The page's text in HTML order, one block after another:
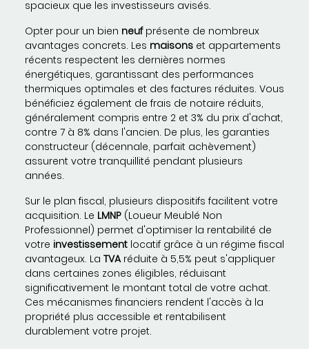
spacieux que les investisseurs avisés.
Opter pour un bien neufprésente de nombreux
avantages concrets. Les maisons et appartements
récents respectent les dernières normes
énergétiques, garantissant des performances
thermiques optimales et des factures réduites. Vous
bénéficiez également de frais de notaire réduits,
généralement compris entre 2 et 3% du prix d'achat,
contre 7 à 8% dans l'ancien. De plus, les garanties
constructeur (décennale, parfait achèvement)
assurent votre tranquillité pendant plusieurs
années.
Sur le plan fiscal, plusieurs dispositifs facilitent votre
acquisition. Le LMNP (Loueur Meublé Non
Professionnel) permet d'optimiser la rentabilité de
votre investissement locatif grâce à un régime fiscal
avantageux. La TVAréduite à 5,5% peut s'appliquer
dans certaines zones éligibles, réduisant
significativement le montant total de votre achat.
Ces mécanismes financiers rendent l'accès à la
propriété plus accessible et rentabilisent
durablement votre projet.